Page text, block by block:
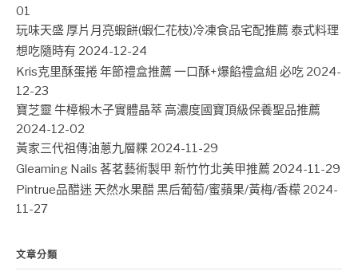
01
玩味天盛 厚片月亮蝦餅(蝦仁花枝)冷凍食品宅配推薦 泰式料理
想吃隨時有 2024-12-24
Kris克里酥蛋捲 年節禮盒推薦 一口酥+爆餡禮盒組 必吃 2024-
12-23
寶芝靈 牛樟椴木子實體晶萃 高濃度國寶頂級保養聖品推薦
2024-12-02
黃家三代祖傳油蔥九層粿 2024-11-29
Gleaming Nails 茖茗藝術製甲 新竹竹北美甲推薦 2024-11-29
Pintrue品醋迷 天然水果醋 黑后葡萄/蜜蘋果/黃梅/香檬 2024-
11-27
文章分類